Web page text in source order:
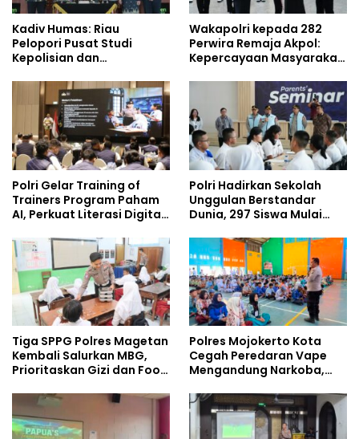
Kadiv Humas: Riau
Pelopori Pusat Studi
Kepolisian dan
Policing Masuki Babak
Wakapolri kepada 282
Perwira Remaja Akpol:
Kepercayaan Masyarakat
Polri Gelar Training of
Trainers Program Paham
AI, Perkuat Literasi Digital
Polri Hadirkan Sekolah
Unggulan Berstandar
Dunia, 297 Siswa Mulai
Tiga SPPG Polres Magetan
Kembali Salurkan MBG,
Prioritaskan Gizi dan Food
Polres Mojokerto Kota
Cegah Peredaran Vape
Mengandung Narkoba,
Kalangan Remaja